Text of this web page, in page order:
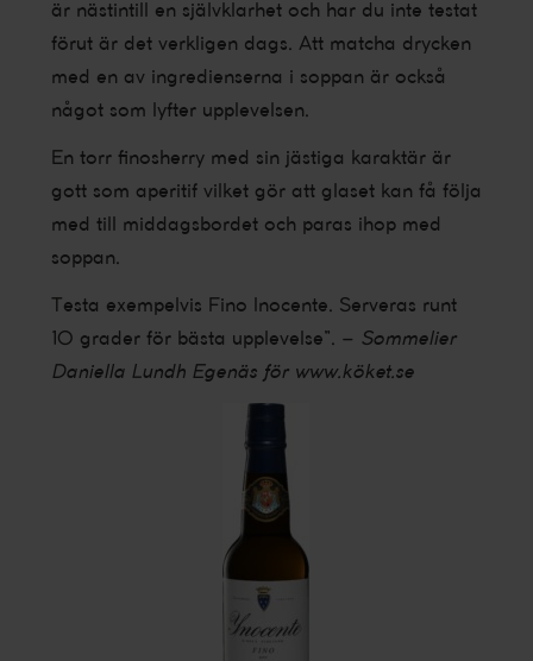
är nästintill en självklarhet och har du inte testat
förut är det verkligen dags. Att matcha drycken
med en av ingredienserna i soppan är också
något som lyfter upplevelsen.
En torr finosherry med sin jästiga karaktär är
gott som aperitif vilket gör att glaset kan få följa
med till middagsbordet och paras ihop med
soppan.
Testa exempelvis Fino Inocente. Serveras runt
10 grader för bästa upplevelse”. – Sommelier
Daniella Lundh Egenäs för www.köket.se